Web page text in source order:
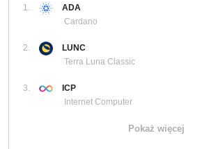
1.
ADA
Cardano
2.
LUNC
Terra Luna Classic
3.
ICP
Internet Computer
Pokaż więcej